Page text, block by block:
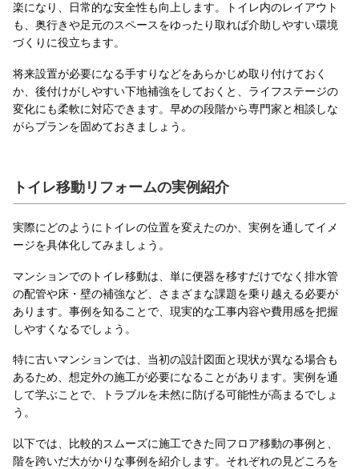
楽になり、日常的な安全性も向上します。トイレ内のレイアウト
も、奥行きや足元のスペースをゆったり取れば介助しやすい環境
づくりに役立ちます。
将来設置が必要になる手すりなどをあらかじめ取り付けておく
か、後付けがしやすい下地補強をしておくと、ライフステージの
変化にも柔軟に対応できます。早めの段階から専門家と相談しな
がらプランを固めておきましょう。
トイレ移動リフォームの実例紹介
実際にどのようにトイレの位置を変えたのか、実例を通してイメ
ージを具体化してみましょう。
マンションでのトイレ移動は、単に便器を移すだけでなく排水管
の配管や床・壁の補強など、さまざまな課題を乗り越える必要が
あります。事例を知ることで、現実的な工事内容や費用感を把握
しやすくなるでしょう。
特に古いマンションでは、当初の設計図面と現状が異なる場合も
あるため、想定外の施工が必要になることがあります。実例を通
して学ぶことで、トラブルを未然に防げる可能性が高まるでしょ
う。
以下では、比較的スムーズに施工できた同フロア移動の事例と、
階を跨いだ大がかりな事例を紹介します。それぞれの見どころを